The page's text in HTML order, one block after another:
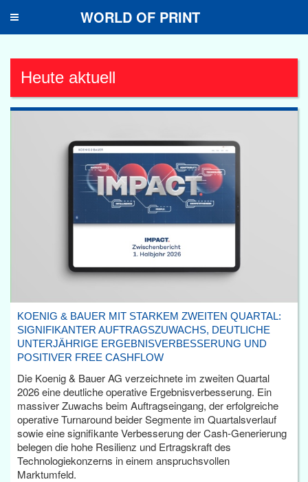
Toggle
WORLD OF PRINT
Heute aktuell
KOENIG & BAUER MIT STARKEM ZWEITEN QUARTAL:
SIGNIFIKANTER AUFTRAGSZUWACHS, DEUTLICHE
UNTERJÄHRIGE ERGEBNISVERBESSERUNG UND
POSITIVER FREE CASHFLOW
Die Koenig & Bauer AG verzeichnete im zweiten Quartal
2026 eine deutliche operative Ergebnisverbesserung. Ein
massiver Zuwachs beim Auftragseingang, der erfolgreiche
operative Turnaround beider Segmente im Quartalsverlauf
sowie eine signifikante Verbesserung der Cash-Generierung
belegen die hohe Resilienz und Ertragskraft des
Technologiekonzerns in einem anspruchsvollen
Marktumfeld.